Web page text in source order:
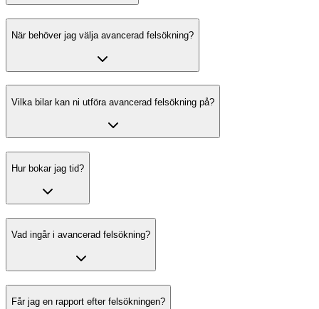
När behöver jag välja avancerad felsökning?
Vilka bilar kan ni utföra avancerad felsökning på?
Hur bokar jag tid?
Vad ingår i avancerad felsökning?
Får jag en rapport efter felsökningen?